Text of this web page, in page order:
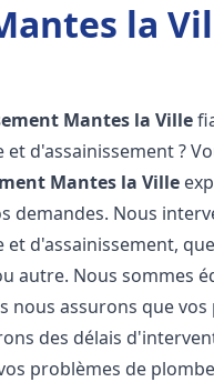
la
Mantes la Ville
d'assainissement ?
Mantes la Ville
demandes. Nous
d'assainissement,
autre. Nous sommes
assurons que
des délais
problèmes de